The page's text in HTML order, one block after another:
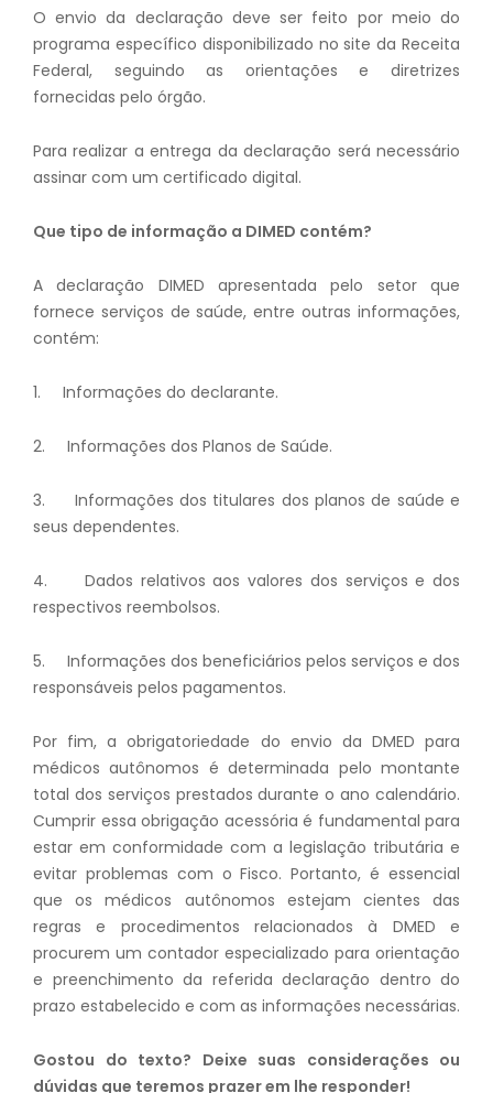
O envio da declaração deve ser feito por meio do
programa específico disponibilizado no site da Receita
Federal, seguindo as orientações e diretrizes
fornecidas pelo órgão.
Para realizar a entrega da declaração será necessário
assinar com um certificado digital.
Que tipo de informação a DIMED contém?
A declaração DIMED apresentada pelo setor que
fornece serviços de saúde, entre outras informações,
contém:
1. Informações do declarante.
2. Informações dos Planos de Saúde.
3. Informações dos titulares dos planos de saúde e
seus dependentes.
4. Dados relativos aos valores dos serviços e dos
respectivos reembolsos.
5. Informações dos beneficiários pelos serviços e dos
responsáveis pelos pagamentos.
Por fim, a obrigatoriedade do envio da DMED para
médicos autônomos é determinada pelo montante
total dos serviços prestados durante o ano calendário.
Cumprir essa obrigação acessória é fundamental para
estar em conformidade com a legislação tributária e
evitar problemas com o Fisco. Portanto, é essencial
que os médicos autônomos estejam cientes das
regras e procedimentos relacionados à DMED e
procurem um contador especializado para orientação
e preenchimento da referida declaração dentro do
prazo estabelecido e com as informações necessárias.
Gostou do texto? Deixe suas considerações ou
dúvidas que teremos prazer em lhe responder!